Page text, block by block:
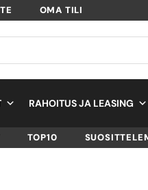
OMA TILI
RAHOITUS JA LEASING
TOP10